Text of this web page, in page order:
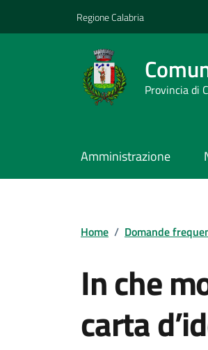
Regione Calabria
Provincia di
Amministrazione
Home / Domande
In che
carta